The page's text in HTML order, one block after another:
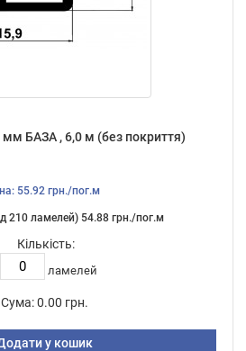
мм БАЗА , 6,0 м (без покриття)
55.92 грн./пог.м
210 ламелей) 54.88 грн./пог.м
Кількість:
ламелей
Сума: 0.00 грн.
у кошик